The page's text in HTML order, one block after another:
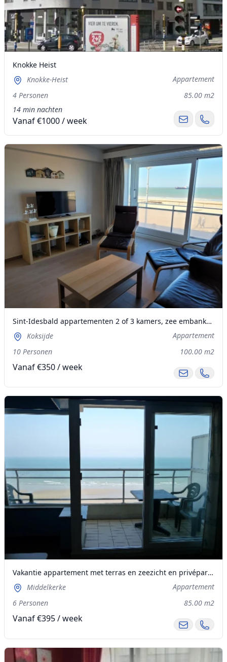
Knokke Heist
Knokke-Heist
Appartement
4 Personen
85.00 m2
14 min nachten
Vanaf €1000 / week
Sint-Idesbald appartementen 2 of 3 kamers, zee embankment
Koksijde
Appartement
10 Personen
100.00 m2
Vanaf €350 / week
Vakantie appartement met terras en zeezicht en privéparking Te Huur
Middelkerke
Appartement
6 Personen
85.00 m2
Vanaf €395 / week